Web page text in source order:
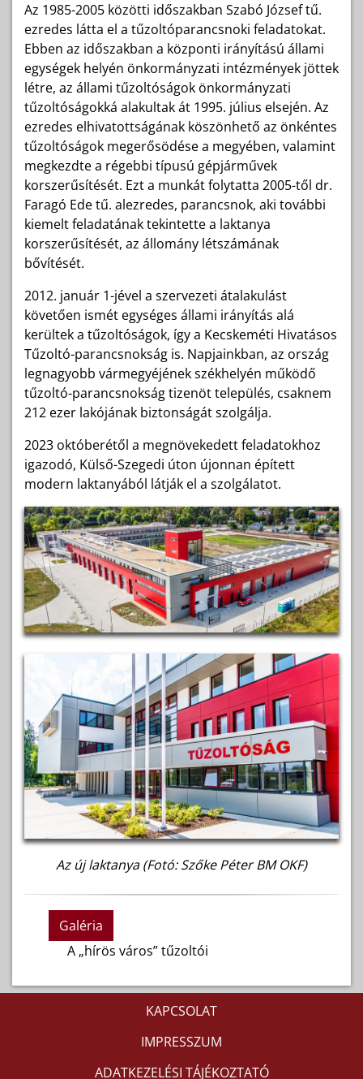
Az 1985-2005 közötti időszakban Szabó József tű.
ezredes látta el a tűzoltóparancsnoki feladatokat.
Ebben az időszakban a központi irányítású állami
egységek helyén önkormányzati intézmények jöttek
létre, az állami tűzoltóságok önkormányzati
tűzoltóságokká alakultak át 1995. július elsején. Az
ezredes elhivatottságának köszönhető az önkéntes
tűzoltóságok megerősödése a megyében, valamint
megkezdte a régebbi típusú gépjárművek
korszerűsítését. Ezt a munkát folytatta 2005-től dr.
Faragó Ede tű. alezredes, parancsnok, aki további
kiemelt feladatának tekintette a laktanya
korszerűsítését, az állomány létszámának
bővítését.
2012. január 1-jével a szervezeti átalakulást
követően ismét egységes állami irányítás alá
kerültek a tűzoltóságok, így a Kecskeméti Hivatásos
Tűzoltó-parancsnokság is. Napjainkban, az ország
legnagyobb vármegyéjének székhelyén működő
tűzoltó-parancsnokság tizenöt település, csaknem
212 ezer lakójának biztonságát szolgálja.
2023 októberétől a megnövekedett feladatokhoz
igazodó, Külső-Szegedi úton újonnan épített
modern laktanyából látják el a szolgálatot.
Az új laktanya (Fotó: Szőke Péter BM OKF)
Galéria
A „hírös város” tűzoltói
KAPCSOLAT
IMPRESSZUM
ADATKEZELÉSI TÁJÉKOZTATÓ